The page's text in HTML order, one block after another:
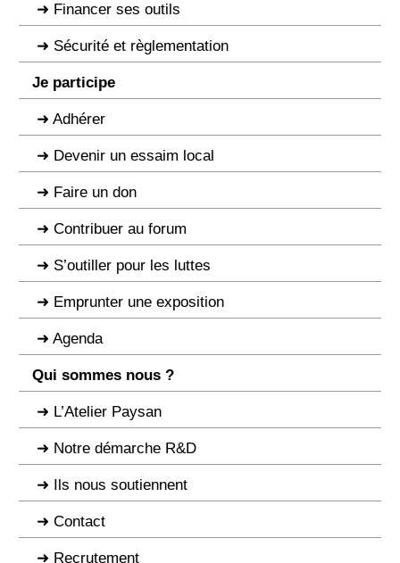
Financer ses outils
Sécurité et règlementation
Je participe
Adhérer
Devenir un essaim local
Faire un don
Contribuer au forum
S’outiller pour les luttes
Emprunter une exposition
Agenda
Qui sommes nous ?
L’Atelier Paysan
Notre démarche R&D
Ils nous soutiennent
Contact
Recrutement